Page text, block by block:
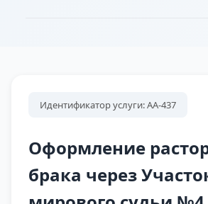
Боровая от ул. Алтайская до ул.
полностью, ул. Дзержинского
Ленинградский до ул.
Добролюбова полностью, ул.
полностью, ул. Ельничная
Идентификатор услуги: АА-437
Оформление
брака через